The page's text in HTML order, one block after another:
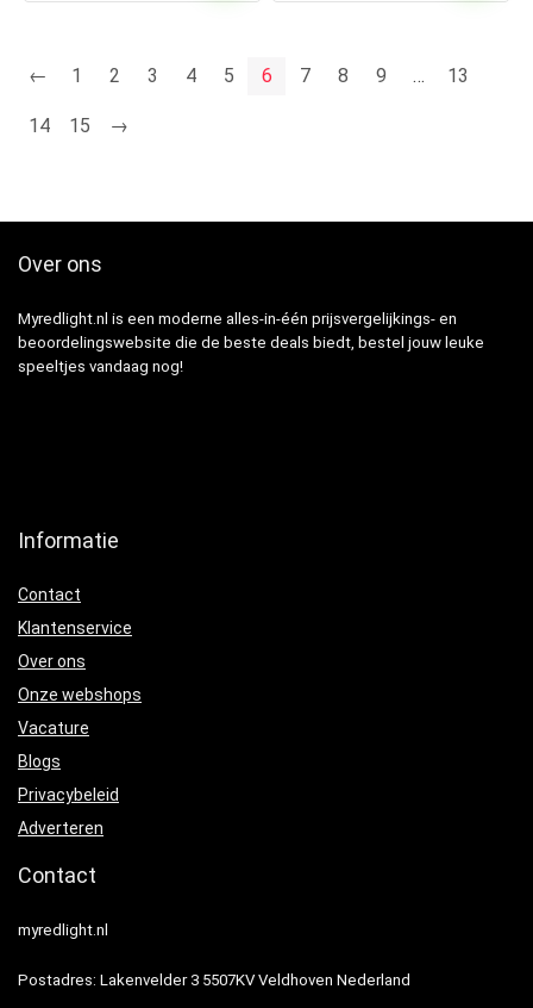
← 1 2 3 4 5 6 7 8 9 … 13
14 15 →
Over ons
Myredlight.nl is een moderne alles-in-één prijsvergelijkings- en
beoordelingswebsite die de beste deals biedt, bestel jouw leuke
speeltjes vandaag nog!
Informatie
Contact
Klantenservice
Over ons
Onze webshops
Vacature
Blogs
Privacybeleid
Adverteren
Contact
myredlight.nl
Postadres: Lakenvelder 3 5507KV Veldhoven Nederland